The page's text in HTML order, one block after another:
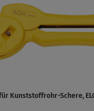
Kunststoffrohr-Schere,